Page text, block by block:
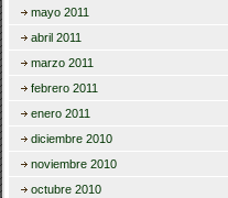
mayo 2011
abril 2011
marzo 2011
febrero 2011
enero 2011
diciembre 2010
noviembre 2010
octubre 2010